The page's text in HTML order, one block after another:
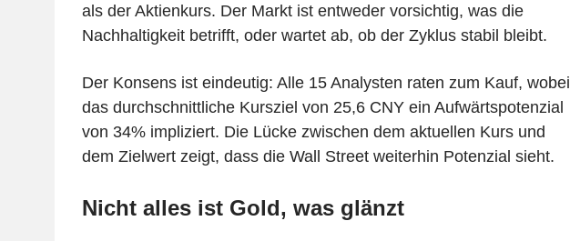
als der Aktienkurs. Der Markt ist entweder vorsichtig, was die
Nachhaltigkeit betrifft, oder wartet ab, ob der Zyklus stabil bleibt.
Der Konsens ist eindeutig: Alle 15 Analysten raten zum Kauf, wobei
das durchschnittliche Kursziel von 25,6 CNY ein Aufwärtspotenzial
von 34% impliziert. Die Lücke zwischen dem aktuellen Kurs und
dem Zielwert zeigt, dass die Wall Street weiterhin Potenzial sieht.
Nicht alles ist Gold, was glänzt